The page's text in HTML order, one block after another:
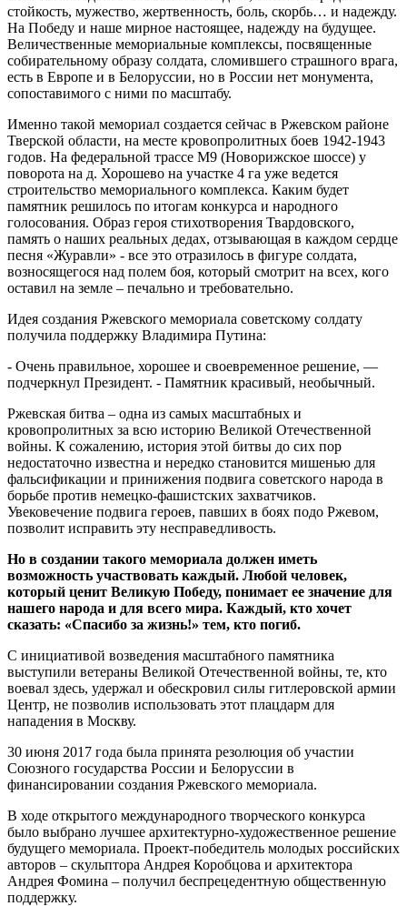
стойкость, мужество, жертвенность, боль, скорбь… и надежду.
На Победу и наше мирное настоящее, надежду на будущее.
Величественные мемориальные комплексы, посвященные
собирательному образу солдата, сломившего страшного врага,
есть в Европе и в Белоруссии, но в России нет монумента,
сопоставимого с ними по масштабу.
Именно такой мемориал создается сейчас в Ржевском районе
Тверской области, на месте кровопролитных боев 1942-1943
годов. На федеральной трассе М9 (Новорижское шоссе) у
поворота на д. Хорошево на участке 4 га уже ведется
строительство мемориального комплекса. Каким будет
памятник решилось по итогам конкурса и народного
голосования. Образ героя стихотворения Твардовского,
память о наших реальных дедах, отзывающая в каждом сердце
песня «Журавли» - все это отразилось в фигуре солдата,
возносящегося над полем боя, который смотрит на всех, кого
оставил на земле – печально и требовательно.
Идея создания Ржевского мемориала советскому солдату
получила поддержку Владимира Путина:
- Очень правильное, хорошее и своевременное решение, —
подчеркнул Президент. - Памятник красивый, необычный.
Ржевская битва – одна из самых масштабных и
кровопролитных за всю историю Великой Отечественной
войны. К сожалению, история этой битвы до сих пор
недостаточно известна и нередко становится мишенью для
фальсификации и принижения подвига советского народа в
борьбе против немецко-фашистских захватчиков.
Увековечение подвига героев, павших в боях подо Ржевом,
позволит исправить эту несправедливость.
Но в создании такого мемориала должен иметь
возможность участвовать каждый. Любой человек,
который ценит Великую Победу, понимает ее значение для
нашего народа и для всего мира. Каждый, кто хочет
сказать: «Спасибо за жизнь!» тем, кто погиб.
С инициативой возведения масштабного памятника
выступили ветераны Великой Отечественной войны, те, кто
воевал здесь, удержал и обескровил силы гитлеровской армии
Центр, не позволив использовать этот плацдарм для
нападения в Москву.
30 июня 2017 года была принята резолюция об участии
Союзного государства России и Белоруссии в
финансировании создания Ржевского мемориала.
В ходе открытого международного творческого конкурса
было выбрано лучшее архитектурно-художественное решение
будущего мемориала. Проект-победитель молодых российских
авторов – скульптора Андрея Коробцова и архитектора
Андрея Фомина – получил беспрецедентную общественную
поддержку.